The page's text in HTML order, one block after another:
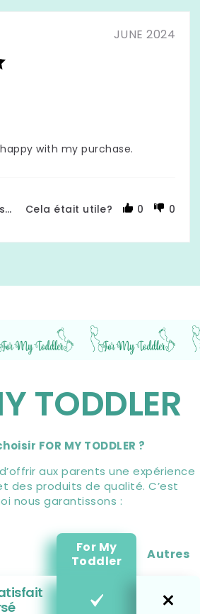
JUNE 2024
with my purchase.
bébé | Sécuri'Fresh
Cela était utile? 0 0
TODDLER
FOR MY TODDLER ?
aux parents une expérience
des produits de qualité. C’est
nous garantissons :
For My
Toddler
Autres